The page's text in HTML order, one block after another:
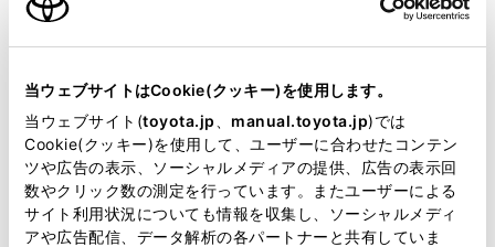
当ウェブサイトはCookie(クッキー)を使用します。
当ウェブサイト(toyota.jp manual.toyota.jp)では
Cookie(クッキー)を使用して、ユーザーに合わせたコンテン
ツや広告の表示、ソーシャルメディアの提供、広告の表示回
数やクリック数の測定を行っています。またユーザーによる
サイト利用状況についても情報を収集し、ソーシャルメディ
アや広告配信、データ解析の各パートナーと共有していま
［18］防災BOOK
［19］軍手
［20］マスク（3枚）
19,800 円 （消費税抜き18,000円）